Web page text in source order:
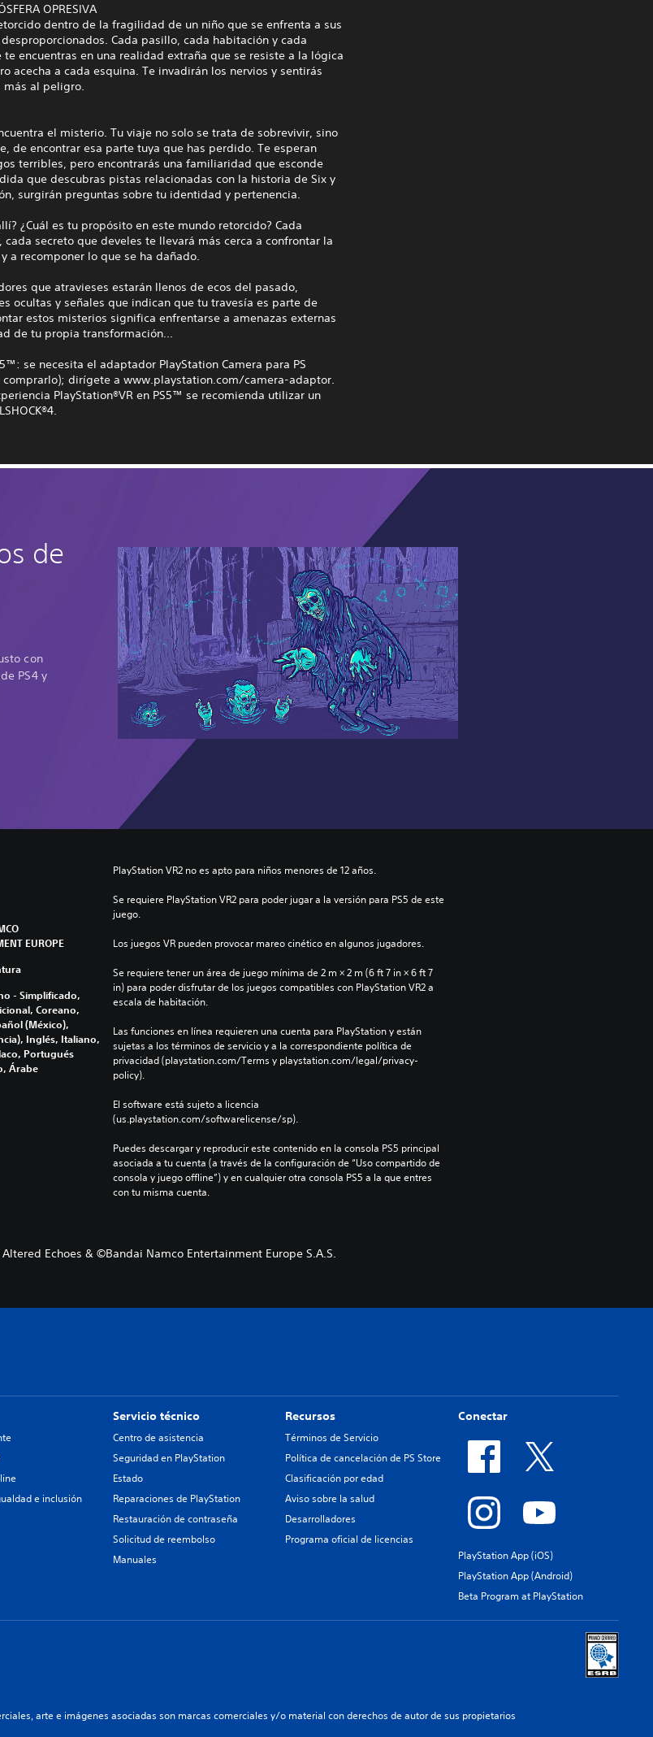
OPRESIVA
dentro de la fragilidad de un niño que se enfrenta a sus
Cada pasillo, cada habitación y cada
encuentras en una realidad extraña que se resiste a la lógica
acecha a cada esquina. Te invadirán los nervios y sentirás
más al peligro.
el misterio. Tu viaje no solo se trata de sobrevivir, sino
de encontrar esa parte tuya que has perdido. Te esperan
terribles, pero encontrarás una familiaridad que esconde
que descubras pistas relacionadas con la historia de Six y
surgirán preguntas sobre tu identidad y pertenencia.
¿Cuál es tu propósito en este mundo retorcido? Cada
secreto que develes te llevará más cerca a confrontar la
a recomponer lo que se ha dañado.
que atravieses estarán llenos de ecos del pasado,
ocultas y señales que indican que tu travesía es parte de
estos misterios significa enfrentarse a amenazas externas
de tu propia transformación...
se necesita el adaptador PlayStation Camera para PS
comprarlo); dirígete a www.playstation.com/camera-adaptor.
PlayStation®VR en PS5™ se recomienda utilizar un
de
con
PS4 y
EUROPE
- Simplificado,
Coreano,
(México),
Inglés, Italiano,
Portugués
Árabe
PlayStation VR2 no es apto para niños menores de 12 años.
Se requiere PlayStation VR2 para poder jugar a la versión para PS5 de este
juego.
Los juegos VR pueden provocar mareo cinético en algunos jugadores.
Se requiere tener un área de juego mínima de 2 m × 2 m (6 ft 7 in × 6 ft 7
in) para poder disfrutar de los juegos compatibles con PlayStation VR2 a
escala de habitación.
Las funciones en línea requieren una cuenta para PlayStation y están
sujetas a los términos de servicio y a la correspondiente política de
privacidad (playstation.com/Terms y playstation.com/legal/privacy-
policy).
El software está sujeto a licencia
(us.playstation.com/softwarelicense/sp).
Puedes descargar y reproducir este contenido en la consola PS5 principal
asociada a tu cuenta (a través de la configuración de “Uso compartido de
consola y juego offline”) y en cualquier otra consola PS5 a la que entres
con tu misma cuenta.
Echoes & ©Bandai Namco Entertainment Europe S.A.S.
e inclusión
Servicio técnico
Centro de asistencia
Seguridad en PlayStation
Estado
Reparaciones de PlayStation
Restauración de contraseña
Solicitud de reembolso
Manuales
Recursos
Términos de Servicio
Política de cancelación de PS Store
Clasificación por edad
Aviso sobre la salud
Desarrolladores
Programa oficial de licencias
Conectar
PlayStation App (iOS)
PlayStation App (Android)
Beta Program at PlayStation
arte e imágenes asociadas son marcas comerciales y/o material con derechos de autor de sus propietarios